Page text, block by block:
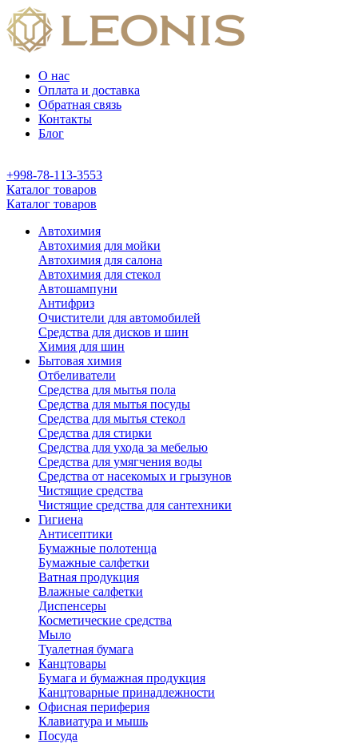
О нас
Оплата и доставка
Обратная связь
Контакты
Блог
+998-78-113-3553
Каталог товаров
Каталог товаров
Автохимия
Автохимия для мойки
Автохимия для салона
Автохимия для стекол
Автошампуни
Антифриз
Очистители для автомобилей
Средства для дисков и шин
Химия для шин
Бытовая химия
Отбеливатели
Средства для мытья пола
Средства для мытья посуды
Средства для мытья стекол
Средства для стирки
Средства для ухода за мебелью
Средства для умягчения воды
Средства от насекомых и грызунов
Чистящие средства
Чистящие средства для сантехники
Гигиена
Антисептики
Бумажные полотенца
Бумажные салфетки
Ватная продукция
Влажные салфетки
Диспенсеры
Косметические средства
Мыло
Туалетная бумага
Канцтовары
Бумага и бумажная продукция
Канцтоварные принадлежности
Офисная периферия
Клавиатура и мышь
Посуда